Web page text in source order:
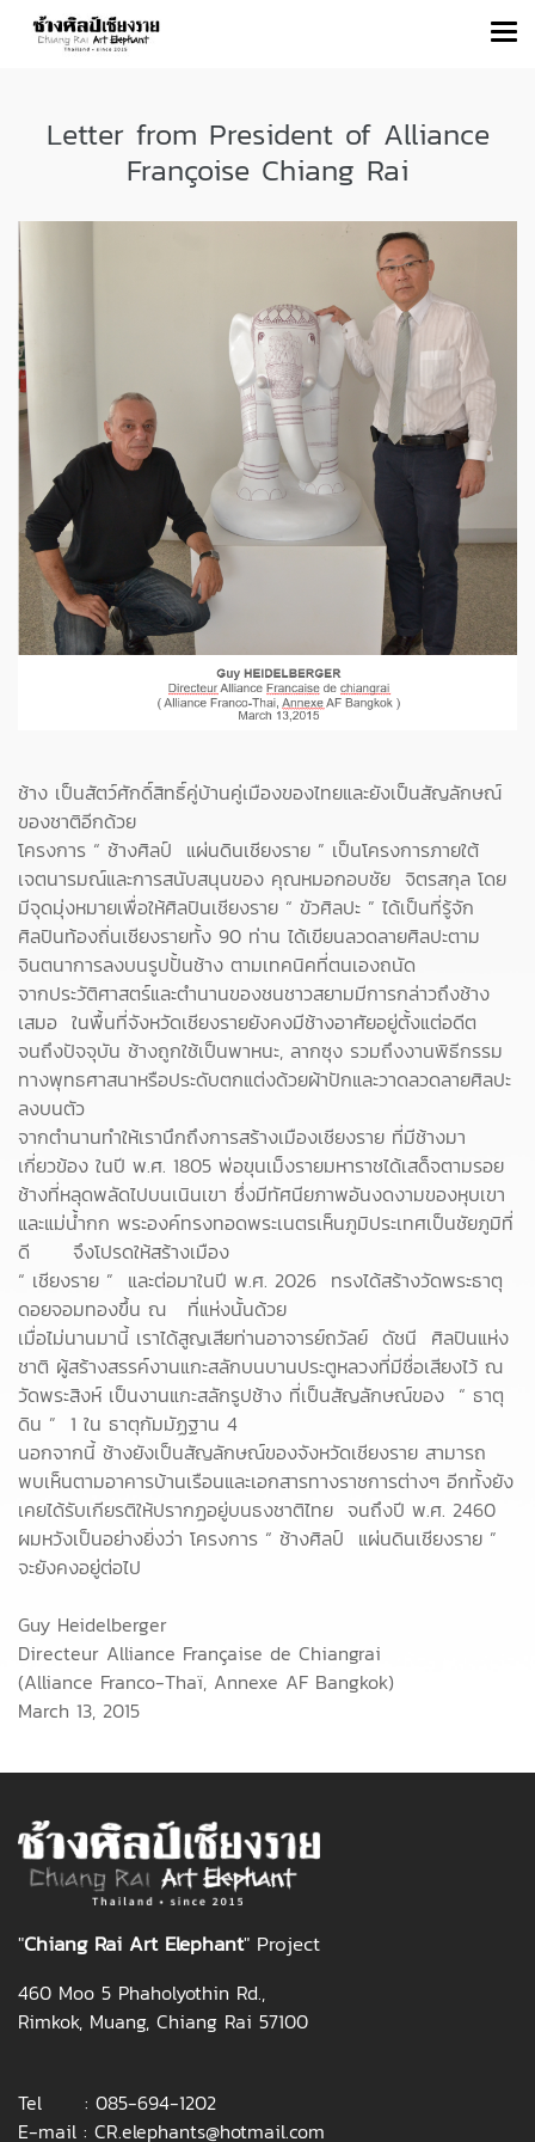
Letter from President of Alliance
Françoise Chiang Rai
ช้าง เป็นสัตว์ศักดิ์สิทธิ์คู่บ้านคู่เมืองของไทยและยังเป็นสัญลักษณ์
ของชาติอีกด้วย
โครงการ “ ช้างศิลป์ แผ่นดินเชียงราย ” เป็นโครงการภายใต้
เจตนารมณ์และการสนับสนุนของ คุณหมอกอบชัย จิตรสกุล โดย
มีจุดมุ่งหมายเพื่อให้ศิลปินเชียงราย “ ขัวศิลปะ ” ได้เป็นที่รู้จัก
ศิลปินท้องถิ่นเชียงรายทั้ง 90 ท่าน ได้เขียนลวดลายศิลปะตาม
จินตนาการลงบนรูปปั้นช้าง ตามเทคนิคที่ตนเองถนัด
จากประวัติศาสตร์และตำนานของชนชาวสยามมีการกล่าวถึงช้าง
เสมอ ในพื้นที่จังหวัดเชียงรายยังคงมีช้างอาศัยอยู่ตั้งแต่อดีต
จนถึงปัจจุบัน ช้างถูกใช้เป็นพาหนะ, ลากซุง รวมถึงงานพิธีกรรม
ทางพุทธศาสนาหรือประดับตกแต่งด้วยผ้าปักและวาดลวดลายศิลปะ
ลงบนตัว
จากตำนานทำให้เรานึกถึงการสร้างเมืองเชียงราย ที่มีช้างมา
เกี่ยวข้อง ในปี พ.ศ. 1805 พ่อขุนเม็งรายมหาราชได้เสด็จตามรอย
ช้างที่หลุดพลัดไปบนเนินเขา ซึ่งมีทัศนียภาพอันงดงามของหุบเขา
และแม่น้ำกก พระองค์ทรงทอดพระเนตรเห็นภูมิประเทศเป็นชัยภูมิที่
ดี จึงโปรดให้สร้างเมือง
“ เชียงราย ” และต่อมาในปี พ.ศ. 2026 ทรงได้สร้างวัดพระธาตุ
ดอยจอมทองขึ้น ณ ที่แห่งนั้นด้วย
เมื่อไม่นานมานี้ เราได้สูญเสียท่านอาจารย์ถวัลย์ ดัชนี ศิลปินแห่ง
ชาติ ผู้สร้างสรรค์งานแกะสลักบนบานประตูหลวงที่มีชื่อเสียงไว้ ณ
วัดพระสิงห์ เป็นงานแกะสลักรูปช้าง ที่เป็นสัญลักษณ์ของ “ ธาตุ
ดิน ” 1 ใน ธาตุกัมมัฏฐาน 4
นอกจากนี้ ช้างยังเป็นสัญลักษณ์ของจังหวัดเชียงราย สามารถ
พบเห็นตามอาคารบ้านเรือนและเอกสารทางราชการต่างๆ อีกทั้งยัง
เคยได้รับเกียรติให้ปรากฏอยู่บนธงชาติไทย จนถึงปี พ.ศ. 2460
ผมหวังเป็นอย่างยิ่งว่า โครงการ “ ช้างศิลป์ แผ่นดินเชียงราย ”
จะยังคงอยู่ต่อไป
Guy Heidelberger
Directeur Alliance Française de Chiangrai
(Alliance Franco-Thaï, Annexe AF Bangkok)
March 13, 2015
"Chiang Rai Art Elephant" Project
460 Moo 5 Phaholyothin Rd.,
Rimkok, Muang, Chiang Rai 57100
Tel : 085-694-1202
E-mail : CR.elephants@hotmail.com